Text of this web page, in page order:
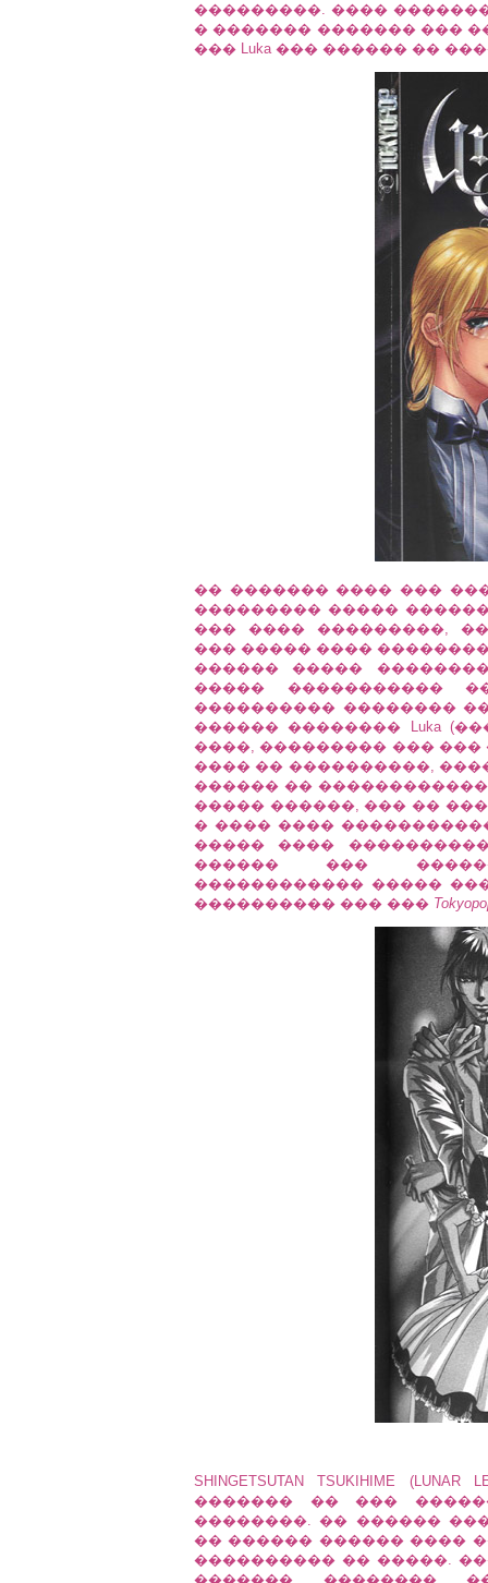
���������. ����
� ������� ������� ���
��� Luka ��� ������ ��
�� ������� ���� ���
��������� �����
��� ���� ���������,
��� ����� ����
������ �����
����� �����������
���������� ��������
������ �������� Luka
����, ��������� ���
���� �� ����������,
������ ��
����� ������, ��� �� ����
� ���� ����
����� ����
������ ���
������������ �����
���������� ��� ���
SHINGETSUTAN TSUKIHIME
������� �� ���
��������. �� ������
�� ������ ������ ����
���������� �� �����.
������� ��������